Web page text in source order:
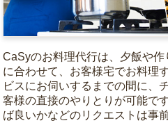
CaSyのお料理代行は、夕飯や
に合わせて、お客様宅でお料理
ビスにお伺いするまでの間に、
客様の直接のやりとりが可能で
ば良いかなどのリクエストは事